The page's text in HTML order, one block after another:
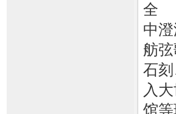
全
中
舫
石
入
馆